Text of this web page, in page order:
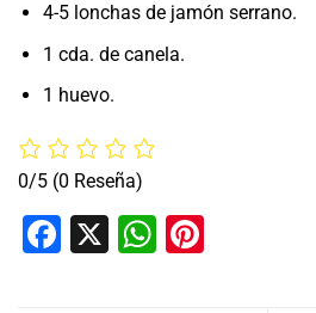
4-5 lonchas de jamón serrano.
1 cda. de canela.
1 huevo.
0/5 (0 Reseña)
Facebook
X WhatsApp